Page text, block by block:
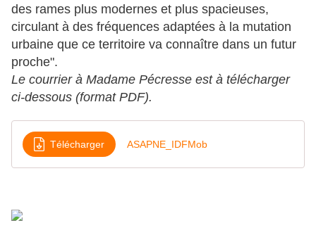
des rames plus modernes et plus spacieuses,
circulant à des fréquences adaptées à la mutation
urbaine que ce territoire va connaître dans un futur
proche".
Le courrier à Madame Pécresse est à télécharger
ci-dessous (format PDF).
Télécharger ASAPNE_IDFMob